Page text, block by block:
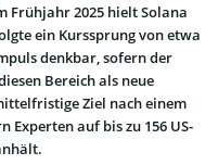
Frühjahr 2025 hielt Solana
ein Kurssprung von etwa
denkbar, sofern der
Bereich als neue
Ziel nach einem
Experten auf bis zu 156 US-